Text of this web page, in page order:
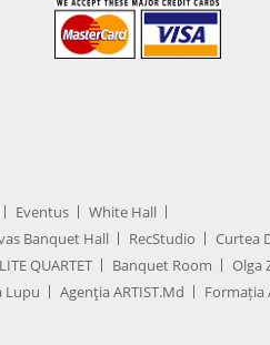
Eventus
White Hall
Banquet Hall RecStudio
Curtea
QUARTET Banquet Room
Olga
Lupu Agenţia ARTIST.md
Formația